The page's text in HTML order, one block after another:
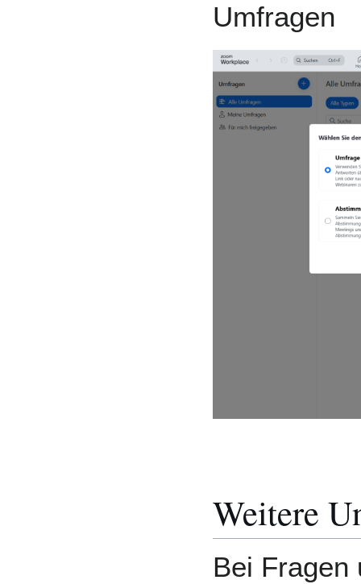
Umfragen
Weitere
Bei Fragen